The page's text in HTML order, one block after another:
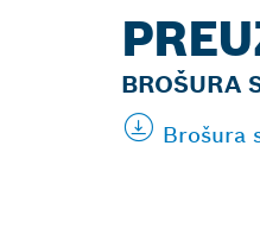
BROŠURA
Brošura